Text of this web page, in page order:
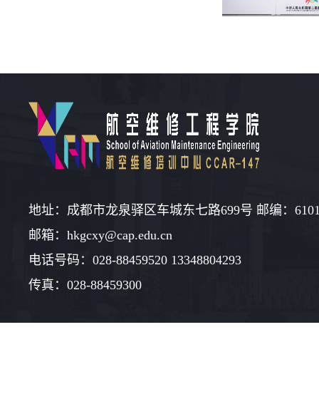
地址：成都市龙泉驿区车城东七路699号 邮编：
邮箱：hkgcxy@cap.edu.cn
电话号码：028-88459520 13348804293
传真：028-88459300